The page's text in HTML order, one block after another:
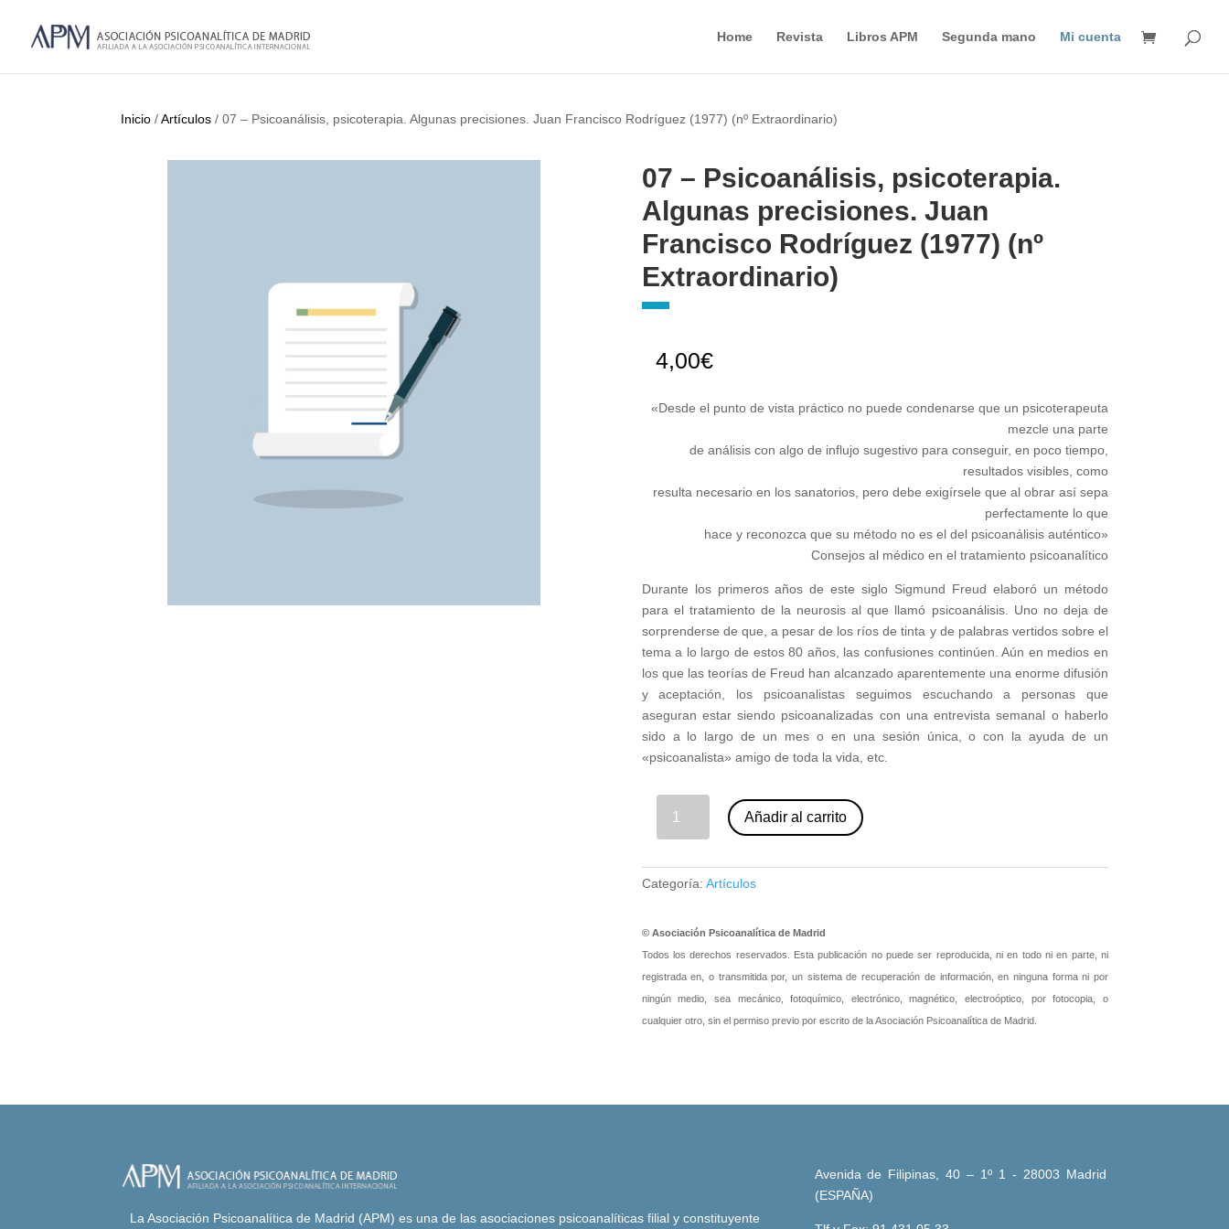
Home Revista Libros APM Segunda mano Mi cuenta
productos
Inicio /Artículos / 07 – Psicoanálisis, psicoterapia. Algunas precisiones. Juan Francisco Rodríguez (1977) (nº Extraordinario)
07 – Psicoanálisis, psicoterapia.
Algunas precisiones. Juan
Francisco Rodríguez (1977) (nº
Extraordinario)
4,00€
«Desde el punto de vista práctico no puede condenarse que un psicoterapeuta
mezcle una parte
de análisis con algo de influjo sugestivo para conseguir, en poco tiempo,
resultados visibles, como
resulta necesario en los sanatorios, pero debe exigírsele que al obrar así sepa
perfectamente lo que
hace y reconozca que su método no es el del psicoanálisis auténtico»
Consejos al médico en el tratamiento psicoanalítico
Durante los primeros años de este siglo Sigmund Freud elaboró un método
para el tratamiento de la neurosis al que llamó psicoanálisis. Uno no deja de
sorprenderse de que, a pesar de los ríos de tinta y de palabras vertidos sobre el
tema a lo largo de estos 80 años, las confusiones continúen. Aún en medios en
los que las teorías de Freud han alcanzado aparentemente una enorme difusión
y aceptación, los psicoanalistas seguimos escuchando a personas que
aseguran estar siendo psicoanalizadas con una entrevista semanal o haberlo
sido a lo largo de un mes o en una sesión única, o con la ayuda de un
«psicoanalista» amigo de toda la vida, etc.
Añadir al carrito
Categoría: Artículos
© Asociación Psicoanalítica de Madrid
Todos los derechos reservados. Esta publicación no puede ser reproducida, ni en todo ni en parte, ni
registrada en, o transmitida por, un sistema de recuperación de información, en ninguna forma ni por
ningún medio, sea mecánico, fotoquímico, electrónico, magnético, electroóptico, por fotocopia, o
cualquier otro, sin el permiso previo por escrito de la Asociación Psicoanalítica de Madrid.
La Asociación Psicoanalítica de Madrid (APM) es una de las asociaciones psicoanalíticas filial y constituyente
Avenida de Filipinas, 40 – 1º 1 - 28003 Madrid
(ESPAÑA)